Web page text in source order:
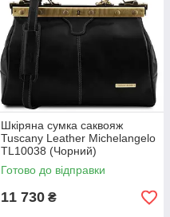
Шкіряна сумка саквояж
Tuscany Leather Michelangelo
TL10038 (Чорний)
Готово до відправки
11 730 ₴